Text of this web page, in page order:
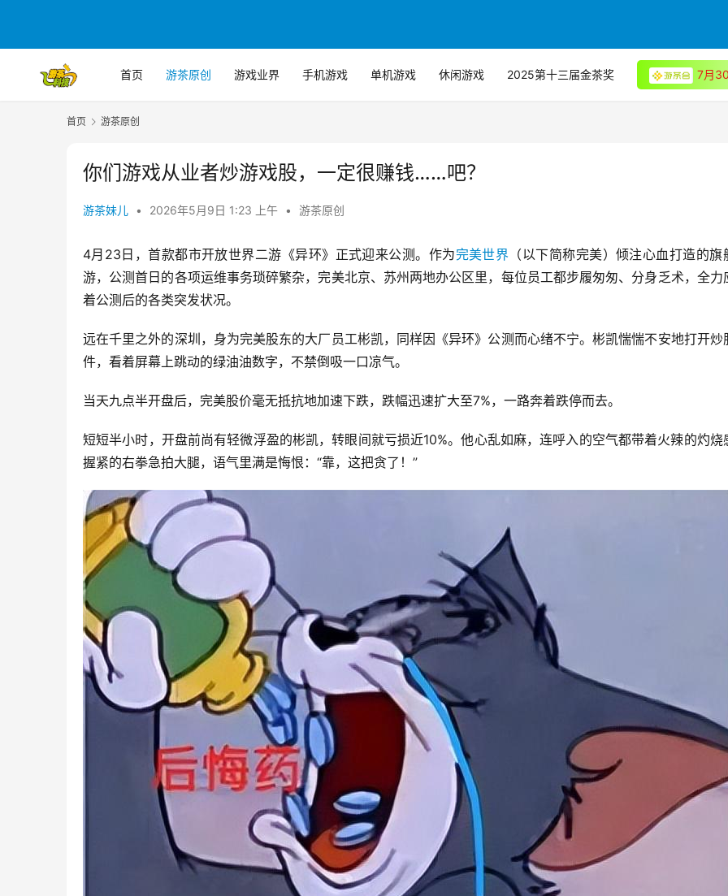
首页 游茶原创 游戏业界 手机游戏 单机游戏 休闲游戏 2025第十三届金茶奖 7月
首页 游茶原创
你们游戏从业者炒游戏股，一定很赚钱……吧？
游茶妹儿 • 2026年5月9日 1:23 上午 • 游茶原创
4月23日，首款都市开放世界二游《异环》正式迎来公测。作为完美世界 （以下简称完美）倾注心血打造的旗
游，公测首日的各项运维事务琐碎繁杂，完美北京、苏州两地办公区里，每位员工都步履匆匆、分身乏术，全力
着公测后的各类突发状况。
远在千里之外的深圳，身为完美股东的大厂员工彬凯，同样因《异环》公测而心绪不宁。彬凯惴惴不安地打开炒
件，看着屏幕上跳动的绿油油数字，不禁倒吸一口凉气。
当天九点半开盘后，完美股价毫无抵抗地加速下跌，跌幅迅速扩大至7%，一路奔着跌停而去。
短短半小时，开盘前尚有轻微浮盈的彬凯，转眼间就亏损近10%。他心乱如麻，连呼入的空气都带着火辣的灼烧
握紧的右拳急拍大腿，语气里满是悔恨：“靠，这把贪了！”